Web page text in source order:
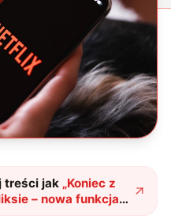
treści jak „Koniec z
– nowa funkcja